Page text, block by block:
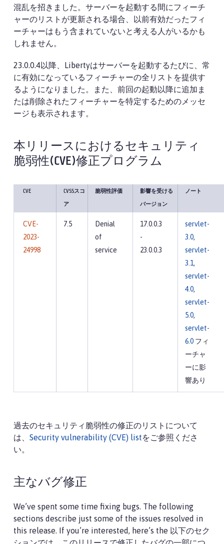
混乱を招きました。サーバーを起動する間にフィーチ
ャーのリストが更新される場合、以前有効だったフィ
ーチャーはもう含まれていないと考える人がいるかも
しれません。
23.0.0.4以降、Libertyはサーバーを起動するたびに、常
に有効になっているフィーチャーの全リストを提供す
るようになりました。また、前回の起動以降に追加ま
たは削除されたフィーチャーを特定するためのメッセ
ージも表示されます。
本リリースにおけるセキュリティ
脆弱性(CVE)修正プログラム
CVE CVSSスコ
ア
脆弱性評価 影響を受ける
バージョン
ノート
CVE-
2023-
24998
7.5
Denial
of
service
17.0.0.3
-
23.0.0.3
servlet-
3.0,
servlet-
3.1,
servlet-
4.0,
servlet-
5.0,
servlet-
6.0 フィ
ーチャ
ーに影
響あり
過去のセキュリティ脆弱性の修正のリストについて
は、 Security vulnerability (CVE) listをご参照くださ
い。
主なバグ修正
We’ve spent some time fixing bugs. The following
sections describe just some of the issues resolved in
this release. If you’re interested, here’s the 以下のセク